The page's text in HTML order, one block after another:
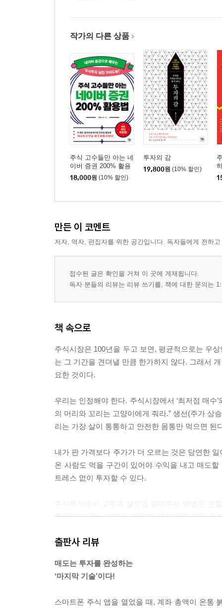
작가의 다른 상품
주식 고수들만 아는 네
이버 증권 200% 활용
법
18,000원 (10% 할인)
투자의 감
19,800원 (10% 할인)
만든 이 코멘트
저자, 역자, 편집자를 위한 공간입니다. 독자들에게 전하
접수된 글은 확인을 거쳐 이 곳에 게재됩니다.
독자 분들의 리뷰는 리뷰 쓰기를, 책에 대한 문의는
책 속으로
주식시장은 100년을 두고 보면, 평균적으로는 우
는 그 기간을 견뎌낼 만큼 한가하지 않다. 그래서
요한 것이다.
우리는 인정해야 한다. 주식시장에서 ‘최저점 매수
의 머리와 꼬리는 고양이에게 줘라.” 생선(주가 상
리는 가장 살이 통통하고 안전한 몸통만 먹으면 된
내가 판 가격보다 주가가 더 오르는 것은 당연한
온 사람도 먹을 구간이 있어야 수익을 내고 매도
트레스 없이 투자할 수 있다.
흔들리지 않는, 이른바 ‘무적의 포지션’을 만들
더 큰 피해를 막는다(손절매). 이 두 가지 기술이
밖에 없다.
출판사 리뷰
매도는 투자를 완성하는
‘마지막 기술’이다!
스마트폰 주식 앱을 열었을 때, 계좌 총액이 온통